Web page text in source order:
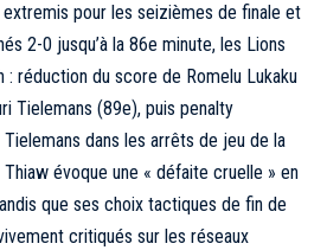
extremis pour les seizièmes de finale et
2-0 jusqu’à la 86e minute, les Lions
réduction du score de Romelu Lukaku
Tielemans (89e), puis penalty
dans les arrêts de jeu de la
évoque une « défaite cruelle » en
que ses choix tactiques de fin de
critiqués sur les réseaux